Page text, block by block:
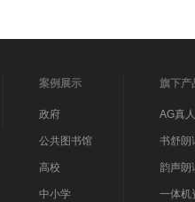
案例展示
政府
公共图书馆
高校
中小学
旗下产
AG真
书舒朗
韵声朗
一体机